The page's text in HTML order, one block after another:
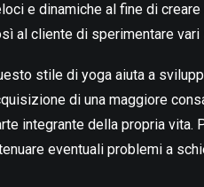
e dinamiche al fine di
al cliente di sperimentare
stile di yoga aiuta a
di una maggiore
integrante della propria vita.
eventuali problemi a